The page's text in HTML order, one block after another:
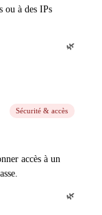
ou à des IPs
🌿
Sécurité & accès
accès à un
🌿